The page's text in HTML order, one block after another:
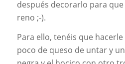
después decorarlo para
reno ;-).
Para ello, tenéis que
poco de queso de untar y